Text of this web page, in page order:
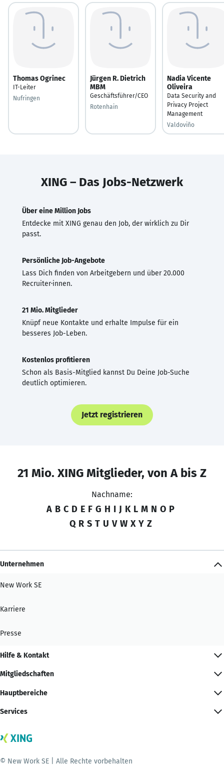
Thomas Ogrinec
IT-Leiter
Nufringen
Jürgen R. Dietrich
MBM
Geschäftsführer/CEO
Rotenhain
Nadia Vicente
Oliveira
Data Security and
Privacy Project
Management
Valdoviño
XING – Das Jobs-Netzwerk
Über eine Million Jobs
Entdecke mit XING genau den Job, der wirklich zu Dir
passt.
Persönliche Job-Angebote
Lass Dich finden von Arbeitgebern und über 20.000
Recruiter·innen.
21 Mio. Mitglieder
Knüpf neue Kontakte und erhalte Impulse für ein
besseres Job-Leben.
Kostenlos profitieren
Schon als Basis-Mitglied kannst Du Deine Job-Suche
deutlich optimieren.
Jetzt registrieren
21 Mio. XING Mitglieder, von A bis Z
Nachname:
A B C D E F G H I J K L M N O P
Q R S T U V W X Y Z
Unternehmen
New Work SE
Karriere
Presse
Hilfe & Kontakt
Mitgliedschaften
Hauptbereiche
Services
© New Work SE | Alle Rechte vorbehalten